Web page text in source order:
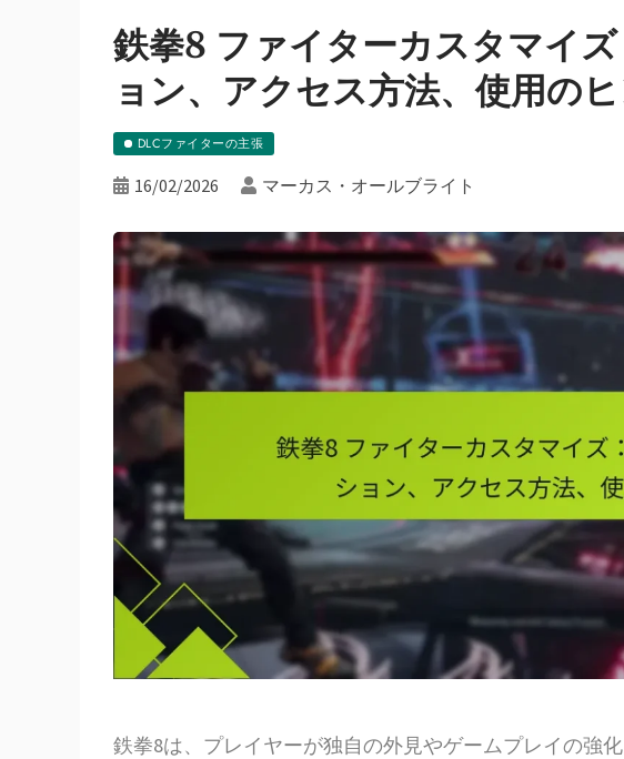
鉄拳8 ファイターカスタマイ
ョン、アクセス方法、使用の
DLCファイターの主張
16/02/2026 マーカス・オールブライト
鉄拳8は、プレイヤーが独自の外見やゲームプレイの強